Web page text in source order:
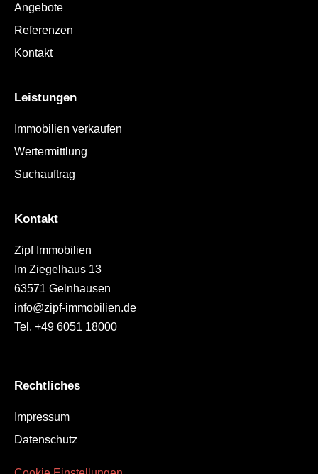
Angebote
Referenzen
Kontakt
Leistungen
Immobilien verkaufen
Wertermittlung
Suchauftrag
Kontakt
Zipf Immobilien
Im Ziegelhaus 13
63571 Gelnhausen
info@zipf-immobilien.de
Tel. +49 6051 18000
Rechtliches
Impressum
Datenschutz